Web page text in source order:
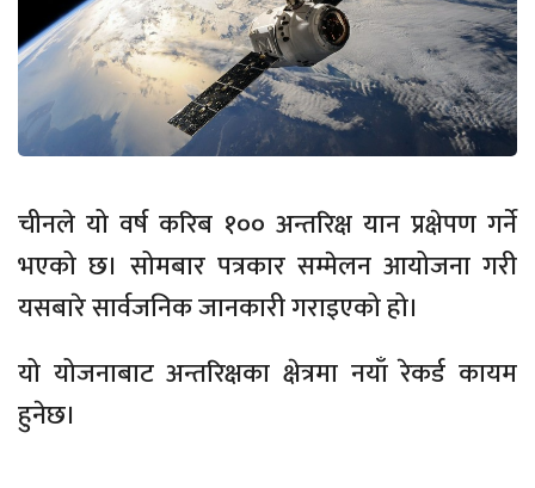
चीनले यो वर्ष करिब १०० अन्तरिक्ष यान प्रक्षेपण गर्ने
भएको छ। सोमबार पत्रकार सम्मेलन आयोजना गरी
यसबारे सार्वजनिक जानकारी गराइएको हो।
यो योजनाबाट अन्तरिक्षका क्षेत्रमा नयाँ रेकर्ड कायम
हुनेछ।